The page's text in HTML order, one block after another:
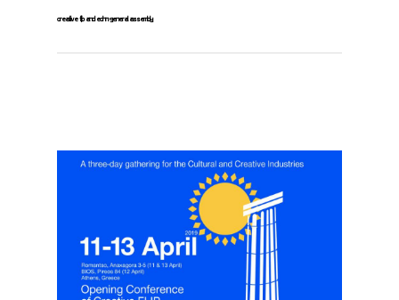
creative flip and echn general assembly